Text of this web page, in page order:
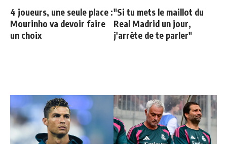
4 joueurs, une seule place :
Mourinho va devoir faire
un choix
"Si tu mets le maillot du
Real Madrid un jour,
j'arrête de te parler"